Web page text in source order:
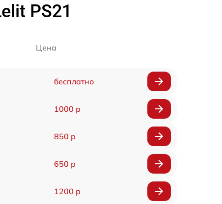
PS21
Цена
бесплатно
1000 р
850 р
650 р
1200 р